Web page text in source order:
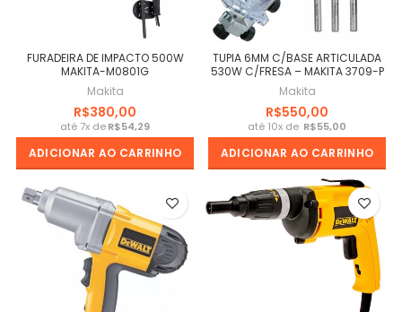
FURADEIRA DE IMPACTO 500W
MAKITA-M0801G
Makita
R$
R$
ADICIONAR AO CARRINHO
TUPIA 6MM C/BASE ARTICULADA
530W C/FRESA – MAKITA 3709-P
Makita
R$
R$
ADICIONAR AO CARRINHO